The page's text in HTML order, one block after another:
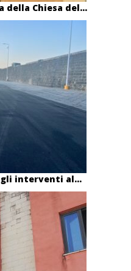
Chiesa del...
interventi al...